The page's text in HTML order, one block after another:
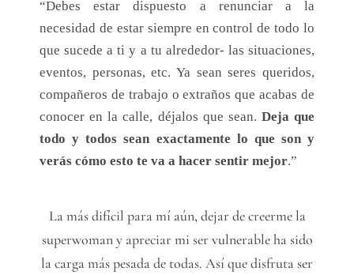
“Debes estar dispuesto a renunciar a la
necesidad de estar siempre en control de todo lo
que sucede a ti y a tu alrededor- las situaciones,
eventos, personas, etc. Ya sean seres queridos,
compañeros de trabajo o extraños que acabas de
conocer en la calle, déjalos que sean. Deja que
todo y todos sean exactamente lo que son y
verás cómo esto te va a hacer sentir mejor.”
La más difícil para mí aún, dejar de creerme la
superwoman y apreciar mi ser vulnerable ha sido
la carga más pesada de todas. Así que disfruta ser